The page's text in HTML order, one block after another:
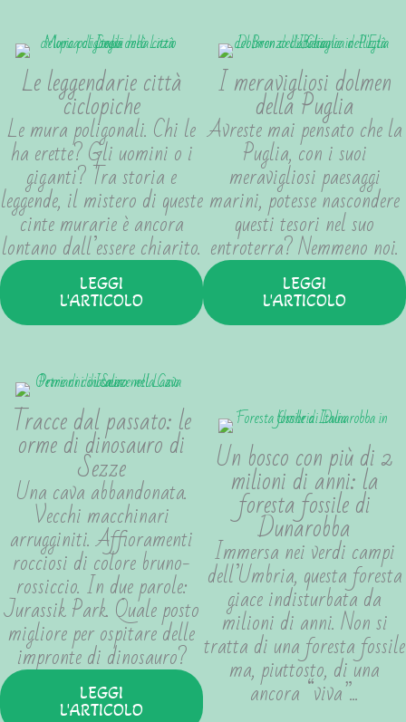
Le leggendarie città
ciclopiche
Le mura poligonali. Chi le
ha erette? Gli uomini o i
giganti? Tra storia e
leggende, il mistero di queste
cinte murarie è ancora
lontano dall’essere chiarito.
LEGGI
L'ARTICOLO
I meravigliosi dolmen
della Puglia
Avreste mai pensato che la
Puglia, con i suoi
meravigliosi paesaggi
marini, potesse nascondere
questi tesori nel suo
entroterra? Nemmeno noi.
LEGGI
L'ARTICOLO
Tracce dal passato: le
orme di dinosauro di
Sezze
Una cava abbandonata.
Vecchi macchinari
arrugginiti. Affioramenti
rocciosi di colore bruno-
rossiccio. In due parole:
Jurassik Park. Quale posto
migliore per ospitare delle
impronte di dinosauro?
LEGGI
L'ARTICOLO
Un bosco con più di 2
milioni di anni: la
foresta fossile di
Dunarobba
Immersa nei verdi campi
dell’Umbria, questa foresta
giace indisturbata da
milioni di anni. Non si
tratta di una foresta fossile
ma, piuttosto, di una
ancora “viva”...